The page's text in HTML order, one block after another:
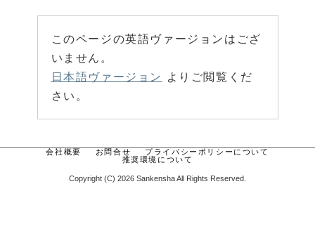
このページの英語ヴァージョンはござ
いません。
日本語ヴァージョン
よりご閲覧くだ
さい。
会社概要 お問合せ
プライバシーポリシーについて
推奨環境について
Copyright (C) 2026 Sankensha All Rights Reserved.